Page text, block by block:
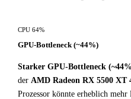
CPU 64%
GPU-Bottleneck (~44%)
Starker GPU-Bottleneck
der AMD Radeon RX 5500 XT
Prozessor könnte erheblich